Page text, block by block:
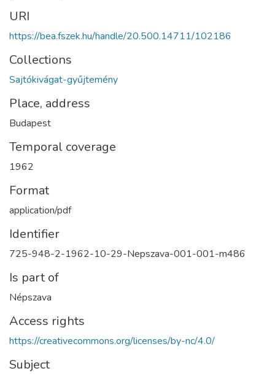
URI
https://bea.fszek.hu/handle/20.500.14711/102186
Collections
Sajtókivágat-gyűjtemény
Place, address
Budapest
Temporal coverage
1962
Format
application/pdf
Identifier
725-948-2-1962-10-29-Nepszava-001-001-m486
Is part of
Népszava
Access rights
https://creativecommons.org/licenses/by-nc/4.0/
Subject